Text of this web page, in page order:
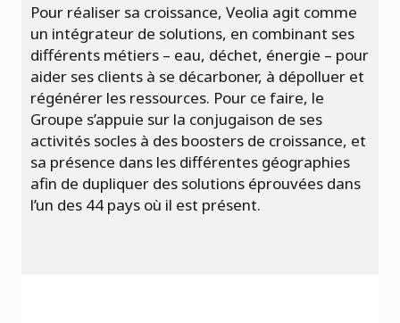
Pour réaliser sa croissance, Veolia agit comme
un intégrateur de solutions, en combinant ses
différents métiers – eau, déchet, énergie – pour
aider ses clients à se décarboner, à dépolluer et
régénérer les ressources. Pour ce faire, le
Groupe s’appuie sur la conjugaison de ses
activités socles à des boosters de croissance, et
sa présence dans les différentes géographies
afin de dupliquer des solutions éprouvées dans
l’un des 44 pays où il est présent.